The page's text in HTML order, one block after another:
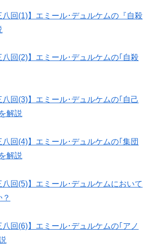
八回(1)】エミール･デュルケムの『自殺
八回(2)】エミール･デュルケムの｢自殺
八回(3)】エミール･デュルケムの｢自己
解説
八回(4)】エミール･デュルケムの｢集団
解説
八回(5)】エミール･デュルケムにおいて
八回(6)】エミール･デュルケムの｢アノ